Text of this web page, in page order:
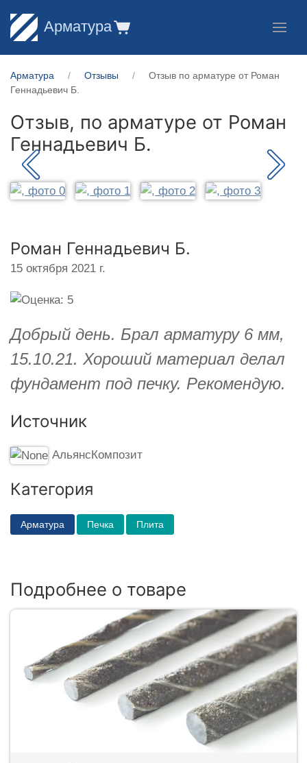
Арматура
Арматура Отзывы
Отзыв по арматуре от Роман
Геннадьевич Б.
Отзыв, по арматуре от Роман
Геннадьевич Б.
Роман Геннадьевич Б.
15 октября 2021 г.
Добрый день. Брал арматуру 6 мм,
15.10.21. Хороший материал делал
фундамент под печку. Рекомендую.
Источник
АльянсКомпозит
Категория
Арматура Печка Плита
Подробнее о товаре